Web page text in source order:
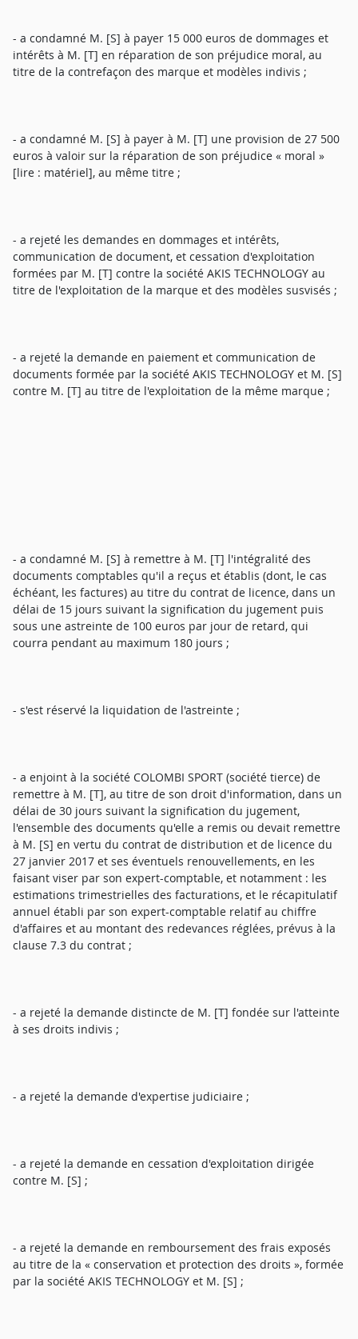
- a condamné M. [S] à payer 15 000 euros de dommages et
intérêts à M. [T] en réparation de son préjudice moral, au
titre de la contrefaçon des marque et modèles indivis ;
- a condamné M. [S] à payer à M. [T] une provision de 27 500
euros à valoir sur la réparation de son préjudice « moral »
[lire : matériel], au même titre ;
- a rejeté les demandes en dommages et intérêts,
communication de document, et cessation d'exploitation
formées par M. [T] contre la société AKIS TECHNOLOGY au
titre de l'exploitation de la marque et des modèles susvisés ;
- a rejeté la demande en paiement et communication de
documents formée par la société AKIS TECHNOLOGY et M. [S]
contre M. [T] au titre de l'exploitation de la même marque ;
- a condamné M. [S] à remettre à M. [T] l'intégralité des
documents comptables qu'il a reçus et établis (dont, le cas
échéant, les factures) au titre du contrat de licence, dans un
délai de 15 jours suivant la signification du jugement puis
sous une astreinte de 100 euros par jour de retard, qui
courra pendant au maximum 180 jours ;
- s'est réservé la liquidation de l'astreinte ;
- a enjoint à la société COLOMBI SPORT (société tierce) de
remettre à M. [T], au titre de son droit d'information, dans un
délai de 30 jours suivant la signification du jugement,
l'ensemble des documents qu'elle a remis ou devait remettre
à M. [S] en vertu du contrat de distribution et de licence du
27 janvier 2017 et ses éventuels renouvellements, en les
faisant viser par son expert-comptable, et notamment : les
estimations trimestrielles des facturations, et le récapitulatif
annuel établi par son expert-comptable relatif au chiffre
d'affaires et au montant des redevances réglées, prévus à la
clause 7.3 du contrat ;
- a rejeté la demande distincte de M. [T] fondée sur l'atteinte
à ses droits indivis ;
- a rejeté la demande d'expertise judiciaire ;
- a rejeté la demande en cessation d'exploitation dirigée
contre M. [S] ;
- a rejeté la demande en remboursement des frais exposés
au titre de la « conservation et protection des droits », formée
par la société AKIS TECHNOLOGY et M. [S] ;